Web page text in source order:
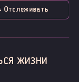
Отслеживать
ЖИЗНИ